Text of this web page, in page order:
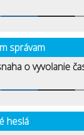
správam
o vyvolanie
heslá